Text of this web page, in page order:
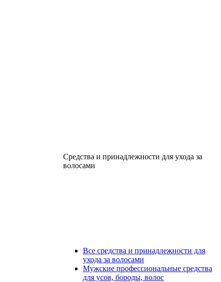
Средства и принадлежности для ухода за
волосами
Все средства и принадлежности для
ухода за волосами
Мужские профессиональные средства
для усов, бороды, волос